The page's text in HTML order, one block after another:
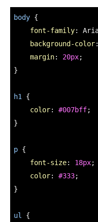
body {
font-family:
background-color
margin: 20px;
}
h1
{
color: #007bff;
}
p {
font-size: 18px;
color: #333;
}
ul {